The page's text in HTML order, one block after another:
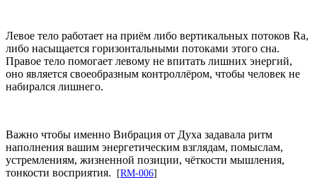
Левое тело работает на приём либо вертикальных потоков Ra,
либо насыщается горизонтальными потоками этого сна.
Правое тело помогает левому не впитать лишних энергий,
оно является своеобразным контроллёром, чтобы человек не
набирался лишнего.
Важно чтобы именно Вибрация от Духа задавала ритм
наполнения вашим энергетическим взглядам, помыслам,
устремлениям, жизненной позиции, чёткости мышления,
тонкости восприятия.
[RM-006]